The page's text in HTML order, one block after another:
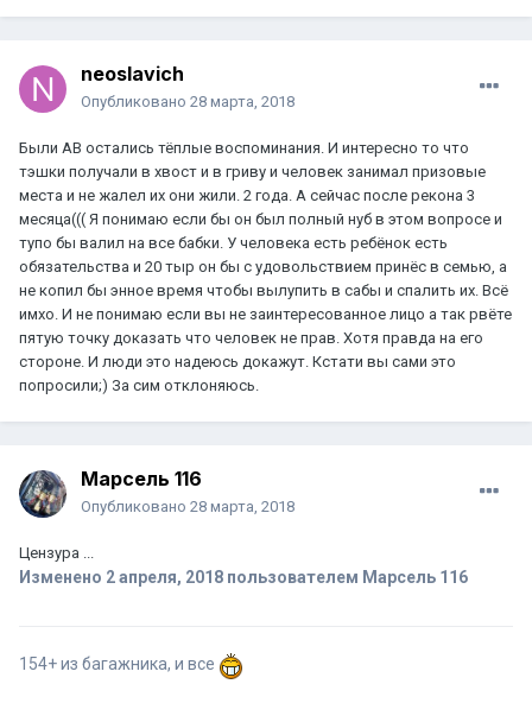
neoslavich
Опубликовано 28 марта, 2018
Были AB остались тёплые воспоминания. И интересно то что
тэшки получали в хвост и в гриву и человек занимал призовые
места и не жалел их они жили. 2 года. А сейчас после рекона 3
месяца((( Я понимаю если бы он был полный нуб в этом вопросе и
тупо бы валил на все бабки. У человека есть ребёнок есть
обязательства и 20 тыр он бы с удовольствием принёс в семью, а
не копил бы энное время чтобы вылупить в сабы и спалить их. Всё
имхо. И не понимаю если вы не заинтересованное лицо а так рвёте
пятую точку доказать что человек не прав. Хотя правда на его
стороне. И люди это надеюсь докажут. Кстати вы сами это
попросили;) За сим отклоняюсь.
Марсель 116
Опубликовано 28 марта, 2018
Цензура ...
Изменено 2 апреля, 2018 пользователем Марсель 116
154+ из багажника, и все